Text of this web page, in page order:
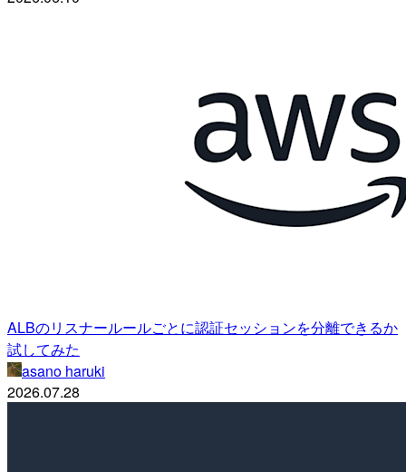
ALBのリスナールールごとに認証セッションを分離できるか
試してみた
asano haruki
2026.07.28